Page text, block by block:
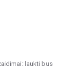
laukti bus